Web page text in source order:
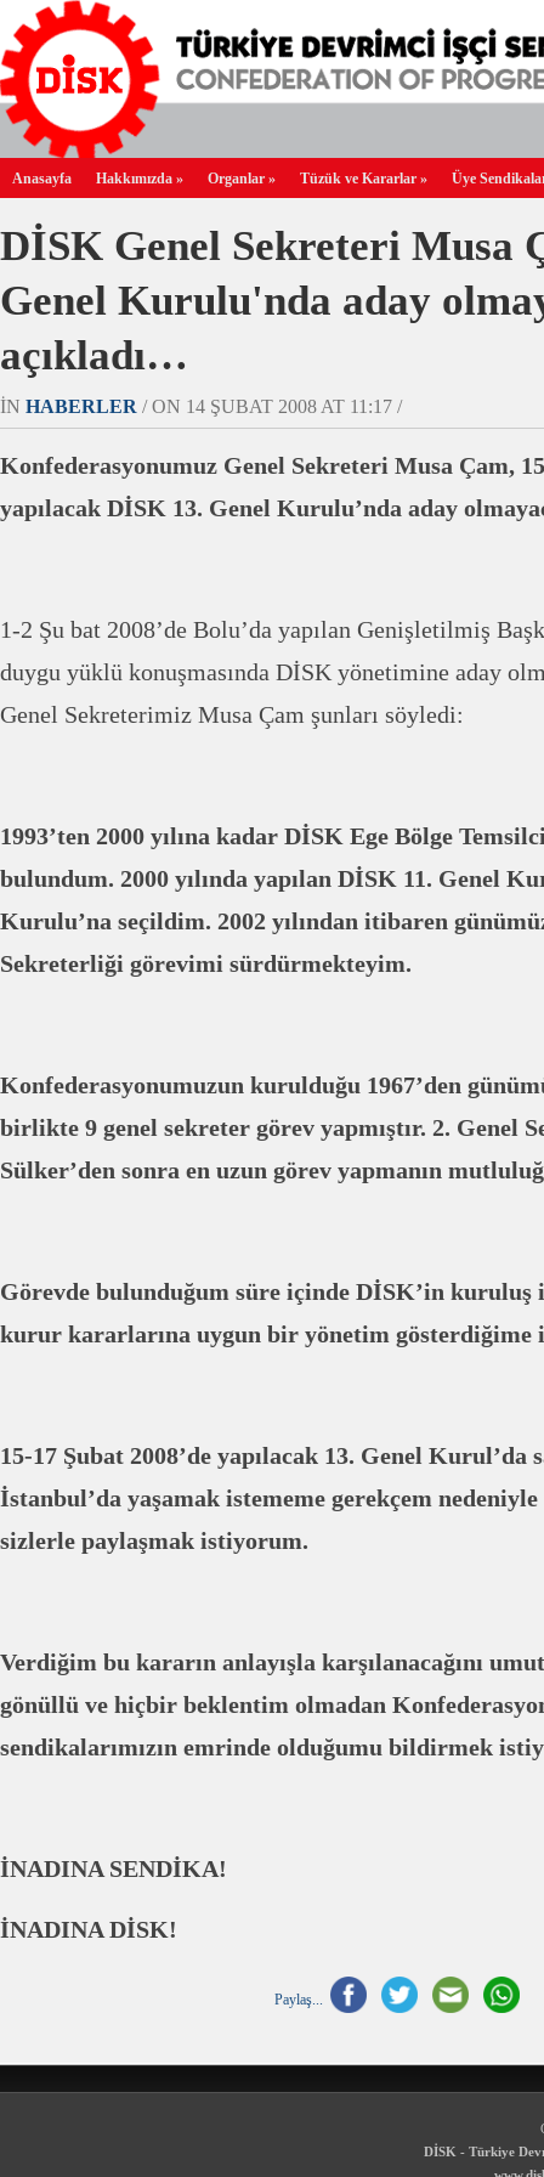
Anasayfa Hakkımızda » Organlar » Tüzük ve Kararlar » Üye
DİSK Genel Sekreteri Musa
Genel Kurulu'nda aday
açıkladı…
IN HABERLER / ON 14 ŞUBAT 2008 AT 11:17 /
Konfederasyonumuz Genel Sekreteri Musa Çam,
yapılacak DİSK 13. Genel Kurulu’nda aday
1-2 Şu bat 2008’de Bolu’da yapılan Genişletilmiş
duygu yüklü konuşmasında DİSK yönetimine aday
Genel Sekreterimiz Musa Çam şunları söyledi:
1993’ten 2000 yılına kadar DİSK Ege Bölge
bulundum. 2000 yılında yapılan DİSK 11. Genel
Kurulu’na seçildim. 2002 yılından itibaren
Sekreterliği görevimi sürdürmekteyim.
Konfederasyonumuzun kurulduğu 1967’den
birlikte 9 genel sekreter görev yapmıştır. 2. Genel
Sülker’den sonra en uzun görev yapmanın
Görevde bulunduğum süre içinde DİSK’in kuruluş
kurur kararlarına uygun bir yönetim gösterdiğime
15-17 Şubat 2008’de yapılacak 13. Genel Kurul’da
İstanbul’da yaşamak istememe gerekçem nedeniyle
sizlerle paylaşmak istiyorum.
Verdiğim bu kararın anlayışla karşılanacağını
gönüllü ve hiçbir beklentim olmadan
sendikalarımızın emrinde olduğumu bildirmek
İNADINA SENDİKA!
İNADINA DİSK!
Paylaş...
DİSK - Türkiye